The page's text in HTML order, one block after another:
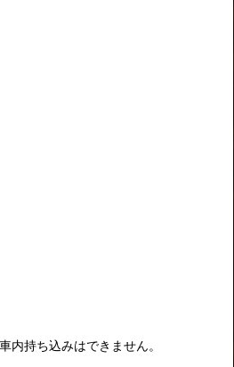
内持ち込みはできません。